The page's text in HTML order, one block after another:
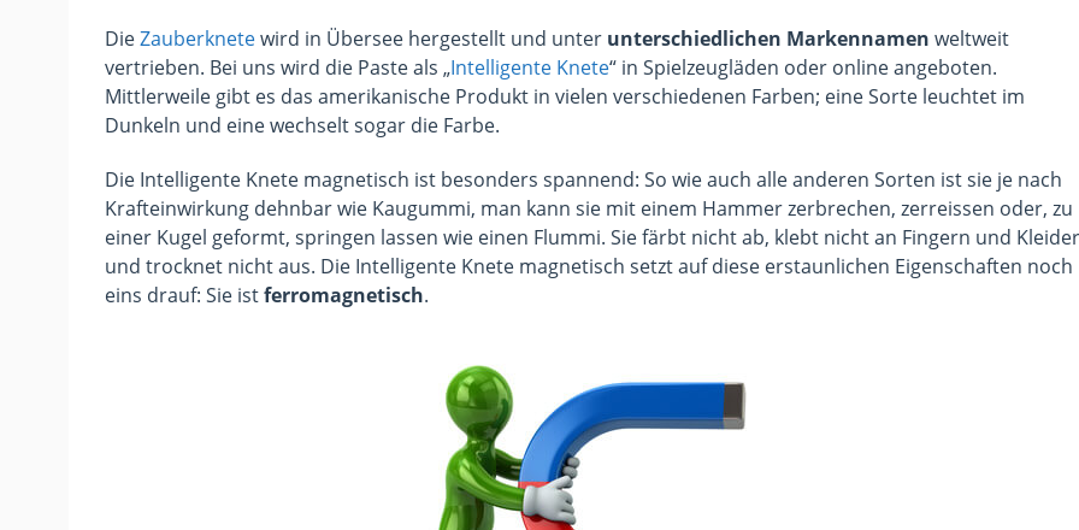
DieZauberknetewird in Übersee hergestellt und unter unterschiedlichen Markennamen weltweit
vertrieben. Bei uns wird die Paste als „Intelligente Knete“ in Spielzeugläden oder online angeboten.
Mittlerweile gibt es das amerikanische Produkt in vielen verschiedenen Farben; eine Sorte leuchtet im
Dunkeln und eine wechselt sogar die Farbe.
Die Intelligente Knete magnetisch ist besonders spannend: So wie auch alle anderen Sorten ist sie je nach
Krafteinwirkung dehnbar wie Kaugummi, man kann sie mit einem Hammer zerbrechen, zerreissen oder, zu
einer Kugel geformt, springen lassen wie einen Flummi. Sie färbt nicht ab, klebt nicht an Fingern und
und trocknet nicht aus. Die Intelligente Knete magnetisch setzt auf diese erstaunlichen Eigenschaften noch
eins drauf: Sie istferromagnetisch.